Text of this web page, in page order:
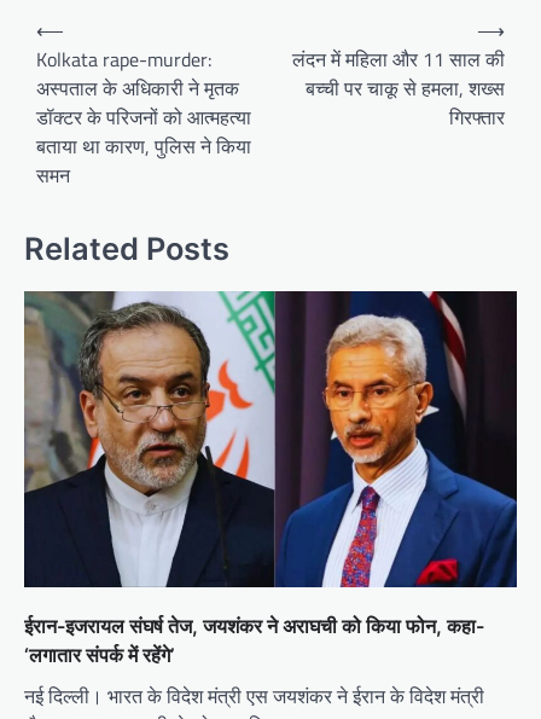
Post
navigation
⟵
Kolkata rape-murder:
अस्पताल के अधिकारी ने मृतक
डॉक्टर के परिजनों को आत्महत्या
बताया था कारण, पुलिस ने किया
समन
लंदन में महिला और 11 साल की
बच्ची पर चाकू से हमला, शख्स
गिरफ्तार
⟶
Related Posts
ईरान-इजरायल संघर्ष तेज, जयशंकर ने अराघची को किया फोन, कहा-
‘लगातार संपर्क में रहेंगे’
नई दिल्ली। भारत के विदेश मंत्री एस जयशंकर ने ईरान के विदेश मंत्री